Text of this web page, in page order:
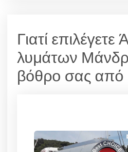
Γιατί επιλέγετε
λυμάτων
βόθρο σας από